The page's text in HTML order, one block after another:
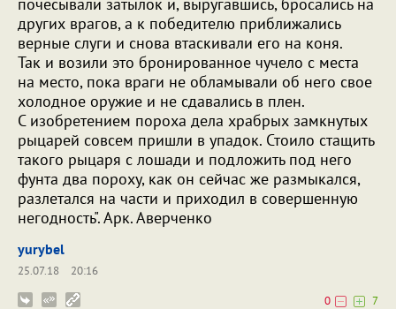
почесывали затылок и, выругавшись, бросались на
других врагов, а к победителю приближались
верные слуги и снова втаскивали его на коня.
Так и возили это бронированное чучело с места
на место, пока враги не обламывали об него свое
холодное оружие и не сдавались в плен.
С изобретением пороха дела храбрых замкнутых
рыцарей совсем пришли в упадок. Стоило стащить
такого рыцаря с лошади и подложить под него
фунта два пороху, как он сейчас же размыкался,
разлетался на части и приходил в совершенную
негодность". Арк. Аверченко
yurybel
25.07.18
20:16
0
7